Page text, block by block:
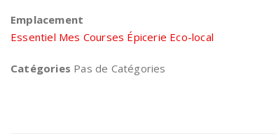
Emplacement
Essentiel Mes Courses Épicerie Eco-local
Catégories Pas de Catégories